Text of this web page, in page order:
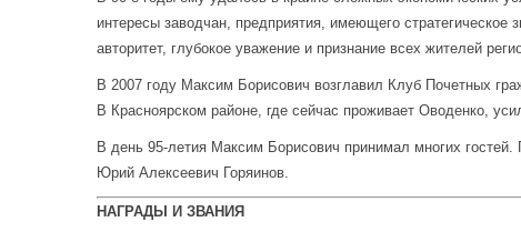
интересы заводчан, предприятия, имеющего
авторитет, глубокое уважение и признание всех жителей
В 2007 году Максим Борисович возглавил Клуб Почетных
В Красноярском районе, где сейчас проживает Оводенко,
В день 95-летия Максим Борисович принимал многих
Юрий Алексеевич Горяинов.
НАГРАДЫ И ЗВАНИЯ